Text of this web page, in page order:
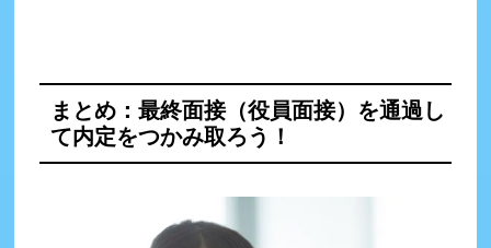
まとめ：最終面接（役員面接）を通過し
て内定をつかみ取ろう！